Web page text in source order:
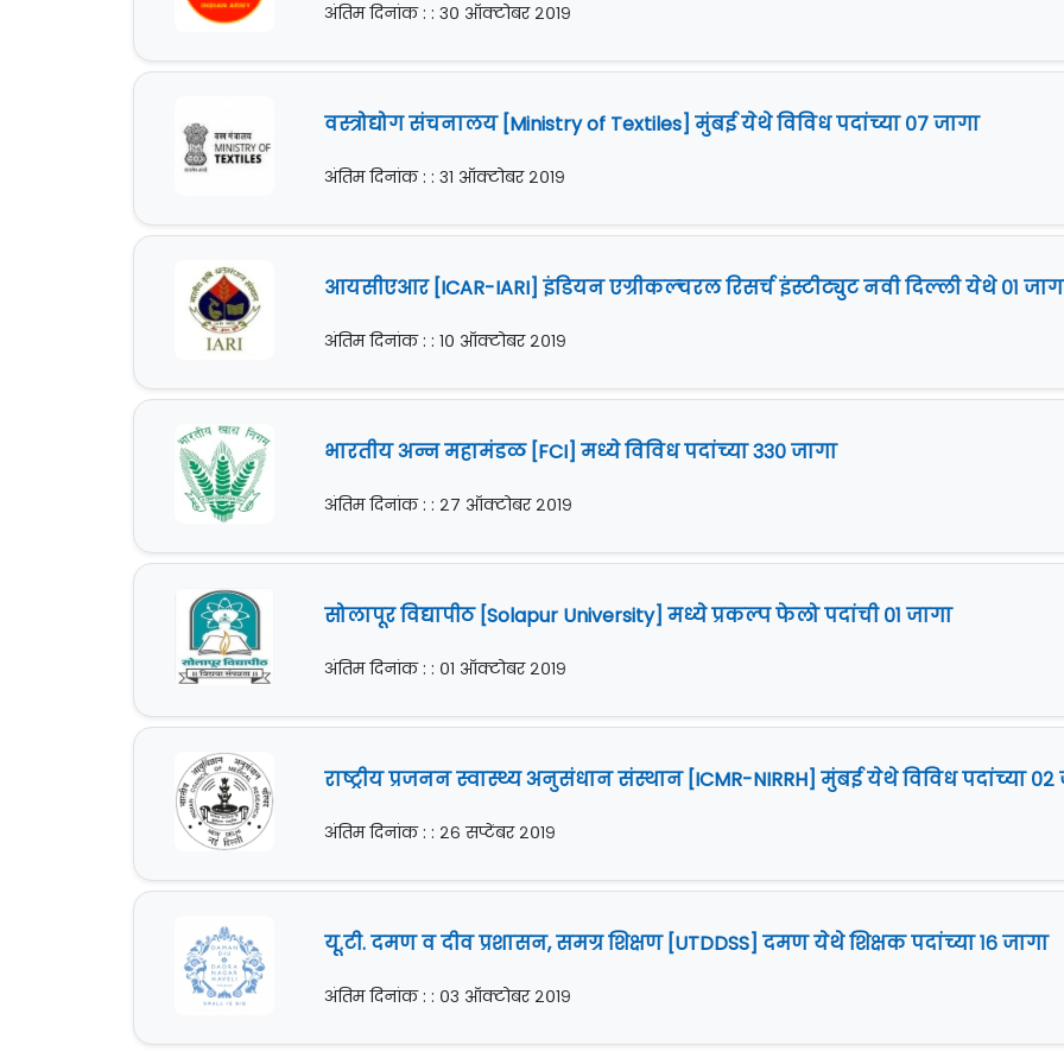
अंतिम दिनांक : : ३० ऑक्टोबर २०१९
वस्त्रोद्योग संचनालय [Ministry of Textiles] मुंबई येथे विविध पदांच्या ०७ जागा
अंतिम दिनांक : : ३१ ऑक्टोबर २०१९
आयसीएआर [ICAR-IARI] इंडियन एग्रीकल्चरल रिसर्च इंस्टीट्युट नवी दिल्ली येथे ०१
अंतिम दिनांक : : १० ऑक्टोबर २०१९
भारतीय अन्न महामंडळ [FCI] मध्ये विविध पदांच्या ३३० जागा
अंतिम दिनांक : : २७ ऑक्टोबर २०१९
सोलापूर विद्यापीठ [Solapur University] मध्ये प्रकल्प फेलो पदांची ०१ जागा
अंतिम दिनांक : : ०१ ऑक्टोबर २०१९
राष्ट्रीय प्रजनन स्वास्थ्य अनुसंधान संस्थान [ICMR-NIRRH] मुंबई येथे विविध पदांच्या ०२
अंतिम दिनांक : : २६ सप्टेंबर २०१९
यू.टी. दमण व दीव प्रशासन, समग्र शिक्षण [UTDDSS] दमण येथे शिक्षक पदांच्या १६ जागा
अंतिम दिनांक : : ०३ ऑक्टोबर २०१९